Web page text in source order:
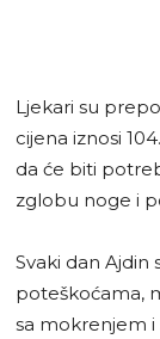
Ljekari su
cijena iznosi
da će biti
zglobu noge i
Svaki dan Ajdin
poteškoćama,
sa mokrenjem